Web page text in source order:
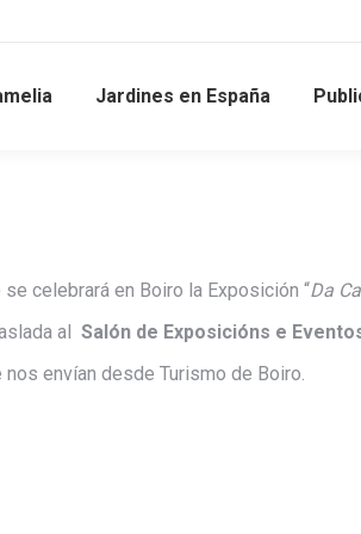
Jardines en España
celebrará en Boiro la Exposición “Da
al Salón de Exposicións e
envían desde Turismo de Boiro.